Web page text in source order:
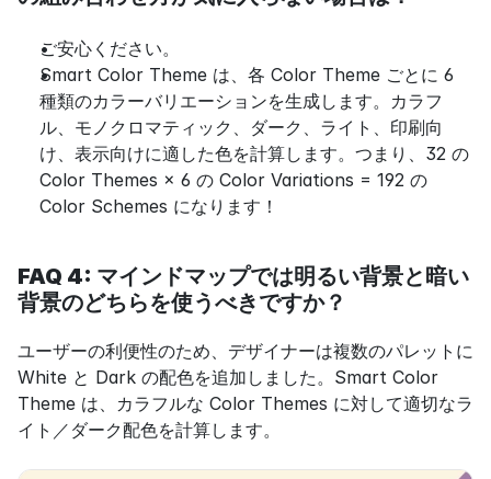
ご安心ください。
Smart Color Theme は、各 Color Theme ごとに 6
種類のカラーバリエーションを生成します。カラフ
ル、モノクロマティック、ダーク、ライト、印刷向
け、表示向けに適した色を計算します。つまり、32 の
Color Themes × 6 の Color Variations = 192 の
Color Schemes になります！
FAQ 4: マインドマップでは明るい背景と暗い
背景のどちらを使うべきですか？
ユーザーの利便性のため、デザイナーは複数のパレットに
White と Dark の配色を追加しました。Smart Color
Theme は、カラフルな Color Themes に対して適切なラ
イト／ダーク配色を計算します。